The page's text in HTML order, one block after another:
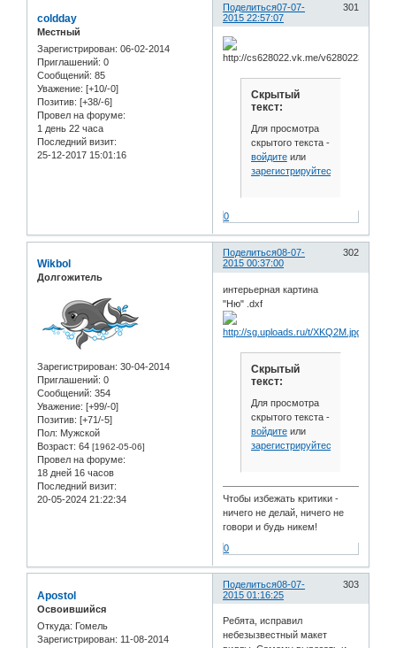
Поделиться 301
07-07-
2015 22:57:07
coldday
Местный
Зарегистрирован: 06-02-2014
Приглашений: 0
Сообщений: 85
Уважение: [+10/-0]
Позитив: [+38/-6]
Провел на форуме:
1 день 22 часа
Последний визит:
25-12-2017 15:01:16
Скрытый
текст:
Для просмотра
скрытого текста -
войдитеили
зарегистрируйтесь
0
Поделиться 302
08-07-
2015 00:37:00
Wikbol
Долгожитель
Зарегистрирован: 30-04-2014
Приглашений: 0
Сообщений: 354
Уважение: [+99/-0]
Позитив: [+71/-5]
Пол: Мужской
Возраст: 64 [1962-05-06]
Провел на форуме:
18 дней 16 часов
Последний визит:
20-05-2024 21:22:34
интерьерная картина
"Ню" .dxf
Скрытый
текст:
Для просмотра
скрытого текста -
войдитеили
зарегистрируйтесь
Чтобы избежать критики -
ничего не делай, ничего не
говори и будь никем!
0
Поделиться 303
08-07-
2015 01:16:25
Apostol
Освоившийся
Откуда: Гомель
Зарегистрирован: 11-08-2014
Ребята, исправил
небезызвестный макет